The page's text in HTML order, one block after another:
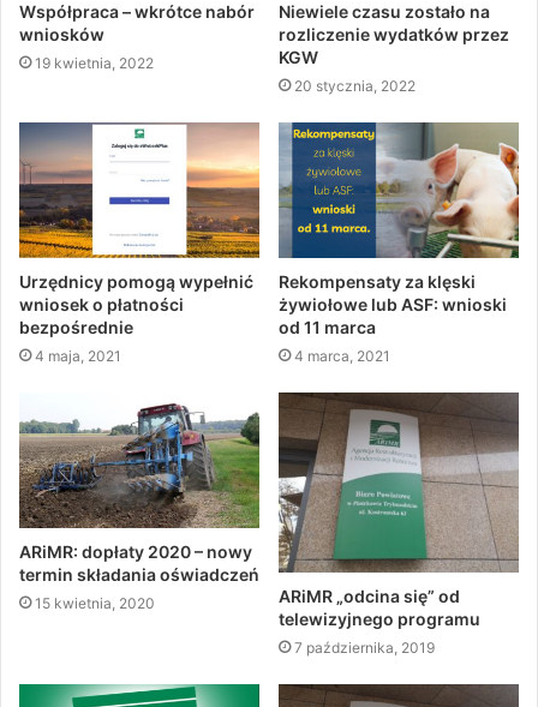
Współpraca – wkrótce nabór
wniosków
19 kwietnia, 2022
Niewiele czasu zostało na
rozliczenie wydatków przez
KGW
20 stycznia, 2022
Urzędnicy pomogą wypełnić
wniosek o płatności
bezpośrednie
4 maja, 2021
Rekompensaty za klęski
żywiołowe lub ASF: wnioski
od 11 marca
4 marca, 2021
ARiMR: dopłaty 2020 – nowy
termin składania oświadczeń
15 kwietnia, 2020
ARiMR „odcina się” od
telewizyjnego programu
7 października, 2019